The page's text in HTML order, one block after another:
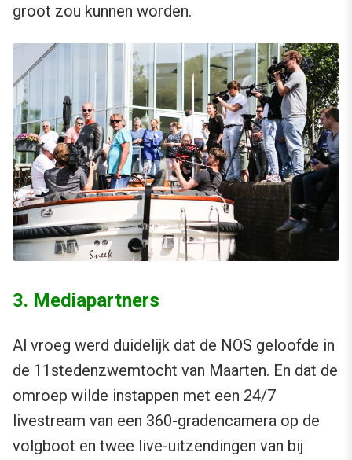
groot zou kunnen worden.
3. Mediapartners
Al vroeg werd duidelijk dat de NOS geloofde in
de 11stedenzwemtocht van Maarten. En dat de
omroep wilde instappen met een 24/7
livestream van een 360-gradencamera op de
volgboot en twee live-uitzendingen van bij